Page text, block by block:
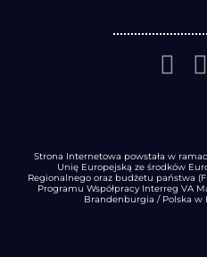
Strona Internetowa powstała w
Unię Europejską ze środków
Regionalnego oraz budżetu państwa
Programu Współpracy Interreg VA
Brandenburgia / Polska w